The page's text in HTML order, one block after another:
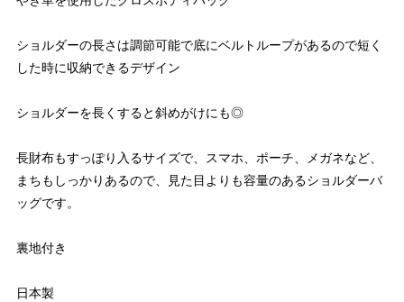
ショルダーの長さは調節可能で底にベルトループがあるので短く
した時に収納できるデザイン
ショルダーを長くすると斜めがけにも◎
長財布もすっぽり入るサイズで、スマホ、ポーチ、メガネなど、
まちもしっかりあるので、見た目よりも容量のあるショルダーバ
ッグです。
裏地付き
日本製